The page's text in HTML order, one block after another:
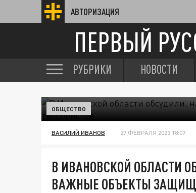
АВТОРИЗАЦИЯ
ПЕРВЫЙ
РУБРИКИ НОВОСТИ
ОБЩЕСТВО
ВАСИЛИЙ ИВАНОВ 27 ФЕВРАЛЯ 2023 18:07
В ИВАНОВСКОЙ ОБЛАСТИ
ВАЖНЫЕ ОБЪЕКТЫ